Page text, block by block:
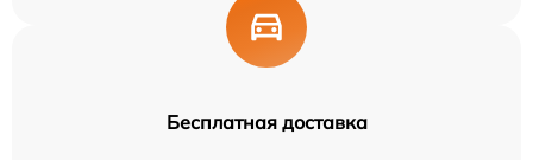
Бесплатная доставка